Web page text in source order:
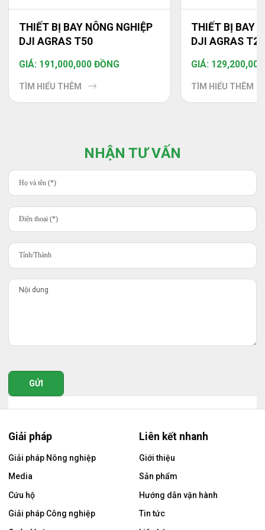
THIẾT BỊ BAY NÔNG NGHIỆP
DJI AGRAS T50
GIÁ: 191,000,000 ĐỒNG
TÌM HIỂU THÊM
THIẾT BỊ BAY
DJI AGRAS T25
GIÁ:
TÌM HIỂU THÊM
NHẬN TƯ VẤN
GỬI
Giải pháp
Giải pháp Nông nghiệp
Media
Cứu hộ
Giải pháp Công nghiệp
Liên kết nhanh
Giới thiệu
Sản phẩm
Hướng dẫn vận hành
Tin tức